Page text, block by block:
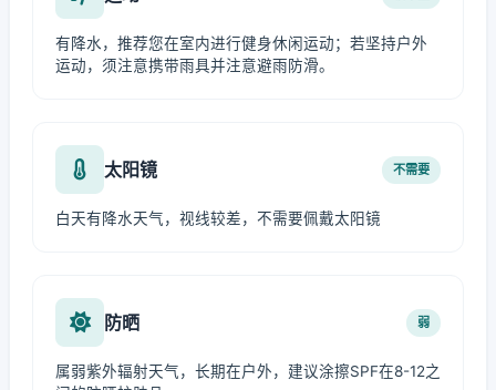
有降水，推荐您在室内进行健身休闲运动；若坚持户外
运动，须注意携带雨具并注意避雨防滑。
太阳镜 不需要
白天有降水天气，视线较差，不需要佩戴太阳镜
防晒 弱
属弱紫外辐射天气，长期在户外，建议涂擦SPF在8-12之